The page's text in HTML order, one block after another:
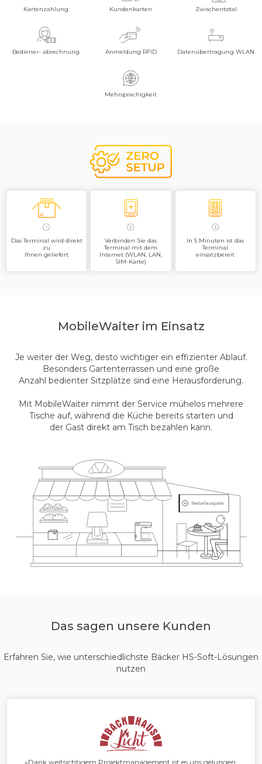
WiFi (2,4 GHz + 5 GHz)
4G, 1x SIM , 2x SAM, 1 PSAM, 1 Micro SD (bis zu 128 GB)
Kontaktlosleser: ISO 14443 A/B, MIFARE, girocard kontaktlos,
Mastercard kontaktlos, Visa kontaktlos, American Express kontaktlos,
Kartenzahlung Kundenkarten Zwischentotal
Bediener- abrechnung Anmeldung RFID Datenübertragung WLAN
Mehrsprachigkeit
Das Terminal wird direkt
zu
Ihnen geliefert
Verbinden Sie das
Terminal mit dem
Internet (WLAN, LAN,
SIM-Karte)
In 5 Minuten ist das
Terminal
einsatzbereit
MobileWaiter im Einsatz
Je weiter der Weg, desto wichtiger ein effizienter Ablauf.
Besonders Gartenterrassen und eine große
Anzahl bedienter Sitzplätze sind eine Herausforderung.
Mit MobileWaiter nimmt der Service mühelos mehrere
Tische auf, während die Küche bereits starten und
der Gast direkt am Tisch bezahlen kann.
Das sagen unsere Kunden
Erfahren Sie, wie unterschiedlichste Bäcker HS-Soft-Lösungen
nutzen
«Dank weitsichtigem Projektmanagement ist es uns gelungen,